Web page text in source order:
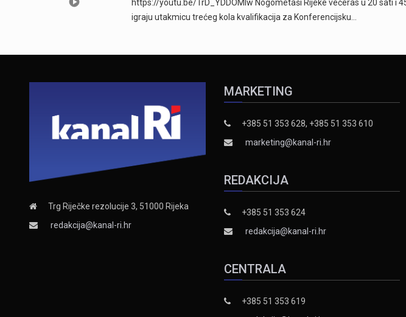
https://youtu.be/TrD_YDDOMIw Nogometaši Rijeke večeras u 20 sati i
igraju utakmicu trećeg kola kvalifikacija za Konferencijsku…
Trg Riječke rezolucije 3, 51000 Rijeka
redakcija@kanal-ri.hr
MARKETING
+385 51 353 628, +385 51 353 610
marketing@kanal-ri.hr
REDAKCIJA
+385 51 353 624
redakcija@kanal-ri.hr
CENTRALA
+385 51 353 619